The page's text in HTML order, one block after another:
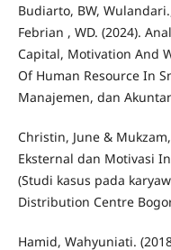
Budiarto, BW,
Febrian , WD. (2024).
Capital, Motivation And
Of Human Resource In
Manajemen, dan
Christin, June &
Eksternal dan Motivasi
(Studi kasus pada
Distribution Centre
Hamid, Wahyuniati.